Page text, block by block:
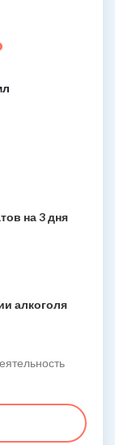
на 3 дня
алкоголя